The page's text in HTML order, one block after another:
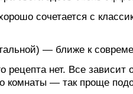
сочетается с
— ближе к
рецепта нет. Все
комнаты — так проще